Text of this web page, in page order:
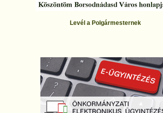
Levél a Polgármesternek